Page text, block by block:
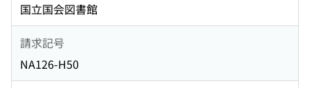
国立国会図書館
請求記号
NA126-H50